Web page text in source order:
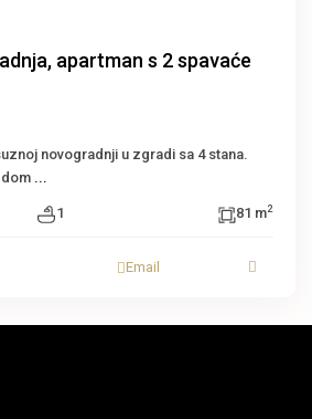
apartman s 2 spavaće
novogradnji u zgradi sa 4 stana.
...
1 81 m2
Email